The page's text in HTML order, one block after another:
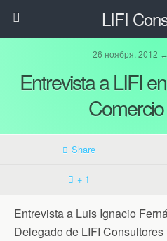
LIFI
26 ноября, 2012
Entrevista a LIFI
Share
+ 1
Entrevista a Luis Ignacio
Delegado de LIFI